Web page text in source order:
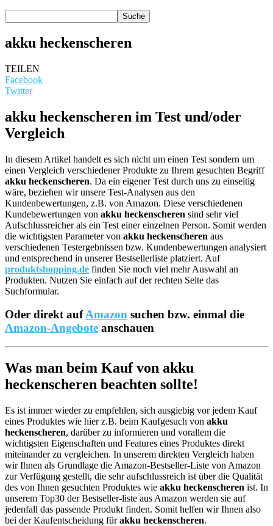
akku heckenscheren
TEILEN
Facebook
Twitter
akku heckenscheren im Test und/oder
Vergleich
In diesem Artikel handelt es sich nicht um einen Test sondern um
einen Vergleich verschiedener Produkte zu Ihrem gesuchten Begriff
akku heckenscheren. Da ein eigener Test durch uns zu einseitig
wäre, beziehen wir unsere Test-Analysen aus den
Kundenbewertungen, z.B. von Amazon. Diese verschiedenen
Kundebewertungen von akku heckenscheren sind sehr viel
Aufschlussreicher als ein Test einer einzelnen Person. Somit werden
die wichtigsten Parameter von akku heckenscheren aus
verschiedenen Testergebnissen bzw. Kundenbewertungen analysiert
und entsprechend in unserer Bestsellerliste platziert. Auf
produktshopping.de finden Sie noch viel mehr Auswahl an
Produkten. Nutzen Sie einfach auf der rechten Seite das
Suchformular.
Oder direkt aufAmazon suchen bzw. einmal die
Amazon-Angebote anschauen
Was man beim Kauf von akku
heckenscheren beachten sollte!
Es ist immer wieder zu empfehlen, sich ausgiebig vor jedem Kauf
eines Produktes wie hier z.B. beim Kaufgesuch von akku
heckenscheren, darüber zu informieren und vorallem die
wichtigsten Eigenschaften und Features eines Produktes direkt
miteinander zu vergleichen. In unserem direkten Vergleich haben
wir Ihnen als Grundlage die Amazon-Bestseller-Liste von Amazon
zur Verfügung gestellt, die sehr aufschlussreich ist über die Qualität
des von Ihnen gesuchten Produktes wie akku heckenscheren ist. In
unserem Top30 der Bestseller-liste aus Amazon werden sie auf
jedenfall das passende Produkt finden. Somit helfen wir Ihnen also
bei der Kaufentscheidung fürakku heckenscheren.